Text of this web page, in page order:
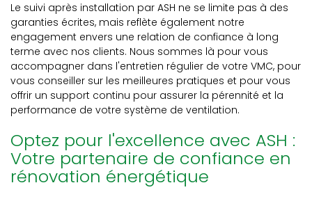
Le suivi après installation par ASH ne se limite pas à des
garanties écrites, mais reflète également notre
engagement envers une relation de confiance à long
terme avec nos clients. Nous sommes là pour vous
accompagner dans l'entretien régulier de votre VMC, pour
vous conseiller sur les meilleures pratiques et pour vous
offrir un support continu pour assurer la pérennité et la
performance de votre système de ventilation.
Optez pour l'excellence avec ASH :
Votre partenaire de confiance en
rénovation énergétique